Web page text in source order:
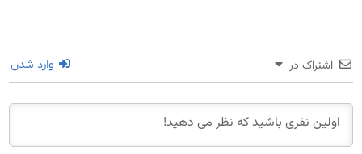
اشتراک در وارد شدن